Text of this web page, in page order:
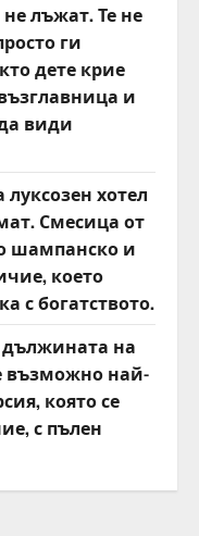
лъжат. Те не
ги
дете крие
и
види
хотел
Смесица от
шампанско и
което
с богатството.
на
възможно най-
която се
с пълен